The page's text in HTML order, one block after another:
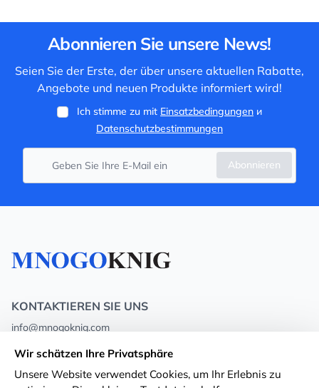
Abonnieren Sie unsere News!
Seien Sie der Erste, der über unsere aktuellen Rabatte,
Angebote und neuen Produkte informiert wird!
Ich stimme zu mit Einsatzbedingungen и
Datenschutzbestimmungen
Abonnieren
KONTAKTIEREN SIE UNS
info@mnogoknig.com
Rīga, Augusta Deglava 69d, LV-1082
Wir schätzen Ihre Privatsphäre
Unsere Website verwendet Cookies, um Ihr Erlebnis zu